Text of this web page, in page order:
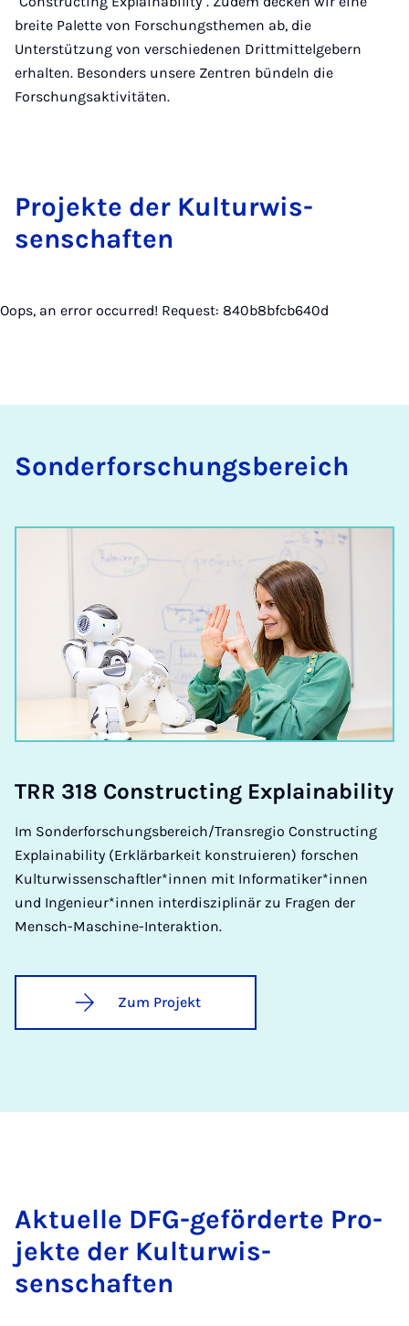
breite Palette von Forschungsthemen ab, die
Unterstützung von verschiedenen Drittmittelgebern
erhalten. Besonders unsere Zentren bündeln die
Forschungsaktivitäten.
Pro­jekte der Kul­tur­wis­
senschaften
Oops, an error occurred! Request: 840b8bfcb640d
Sonderforschungsbereich
TRR 318 Con­­­struc­t­ing Ex­­­plain­a­bi­li­ty
Im Sonderforschungsbereich/Transregio Constructing
Explainability (Erklärbarkeit konstruieren) forschen
Kulturwissenschaftler*innen mit Informatiker*innen
und Ingenieur*innen interdisziplinär zu Fragen der
Mensch-Maschine-Interaktion.
Zum Projekt
Ak­tuelle DFG-ge­förderte Pro­
jekte der Kul­tur­wis­
senschaften